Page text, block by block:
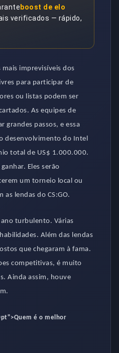
boost de elo
verificados — rápido,
mais imprevisíveis dos
para participar de
ou listas podem ser
As equipes de
grandes passos, e essa
desenvolvimento do Intel
total de US$ 1.000.000.
Eles serão
um torneio local ou
as lendas do CS:GO.
ano turbulento. Várias
Além das lendas
que chegaram à fama.
competitivas, é muito
Ainda assim, houve
Quem é o melhor